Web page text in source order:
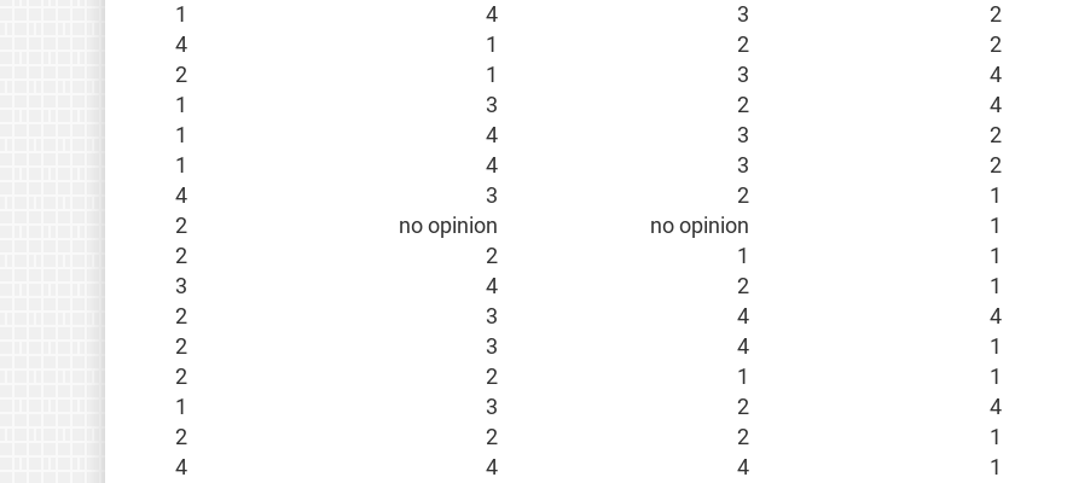
1
4 3
2
4
1 2
2
2
1 3
4
1
3 2
4
1
4 3
2
1
4 3
2
4
3 2
1
2
no opinion no opinion
1
2
2 1
1
3
4 2
1
2
3 4
4
2
3 4
1
2
2 1
1
1
3 2
4
2
2 2
1
4
4 4
1